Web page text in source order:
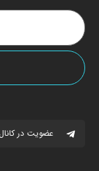
عضویت در